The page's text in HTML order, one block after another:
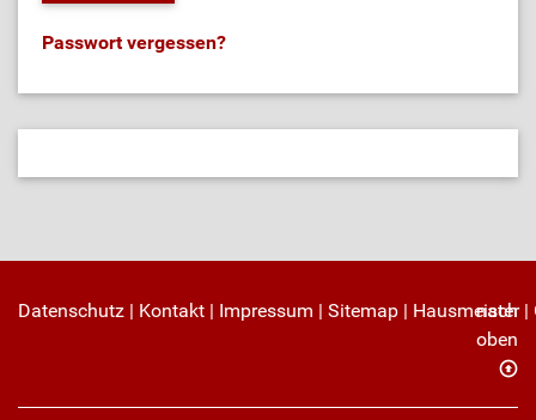
Passwort vergessen?
Datenschutz | Kontakt | Impressum | Sitemap | Hausmeister|
nach
oben